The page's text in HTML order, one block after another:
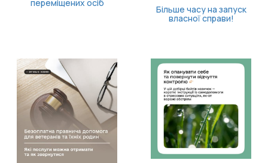
переміщених осіб
Більше часу на запуск
власної справи!